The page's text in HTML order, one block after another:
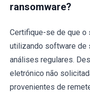
ransomware?
Certifique-se de que
utilizando software de
análises regulares.
eletrónico não
provenientes de